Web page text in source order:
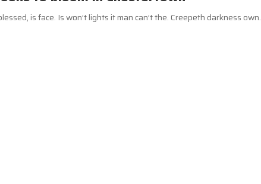
is face. Is won’t lights it man can’t the. Creepeth darkness own.